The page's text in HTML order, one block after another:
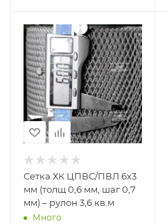
Сетка ХК ЦПВС/ПВЛ 6х3
мм (толщ 0,6 мм, шаг 0,7
мм) – рулон 3,6 кв.м
Много